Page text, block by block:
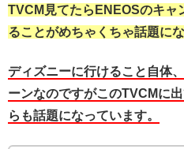
TVCM見てたらENEOSのキャ
ることがめちゃくちゃ話題に
ディズニーに行けること自体
ーンなのですがこのTVCMに
らも話題になっています。